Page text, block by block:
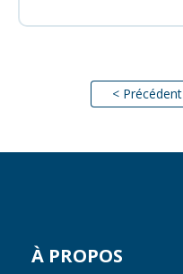
< Précédent
À PROPOS